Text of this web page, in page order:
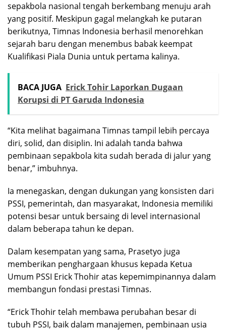
sepakbola nasional tengah berkembang menuju arah
yang positif. Meskipun gagal melangkah ke putaran
berikutnya, Timnas Indonesia berhasil menorehkan
sejarah baru dengan menembus babak keempat
Kualifikasi Piala Dunia untuk pertama kalinya.
BACA JUGA Erick Tohir Laporkan Dugaan
Korupsi di PT Garuda Indonesia
“Kita melihat bagaimana Timnas tampil lebih percaya
diri, solid, dan disiplin. Ini adalah tanda bahwa
pembinaan sepakbola kita sudah berada di jalur yang
benar,” imbuhnya.
Ia menegaskan, dengan dukungan yang konsisten dari
PSSI, pemerintah, dan masyarakat, Indonesia memiliki
potensi besar untuk bersaing di level internasional
dalam beberapa tahun ke depan.
Dalam kesempatan yang sama, Prasetyo juga
memberikan penghargaan khusus kepada Ketua
Umum PSSI Erick Thohir atas kepemimpinannya dalam
membangun fondasi prestasi Timnas.
“Erick Thohir telah membawa perubahan besar di
tubuh PSSI, baik dalam manajemen, pembinaan usia